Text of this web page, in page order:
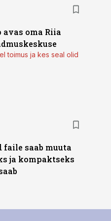
avas oma Riia
toimus ja kes seal olid
faile saab muuta
ja kompaktseks